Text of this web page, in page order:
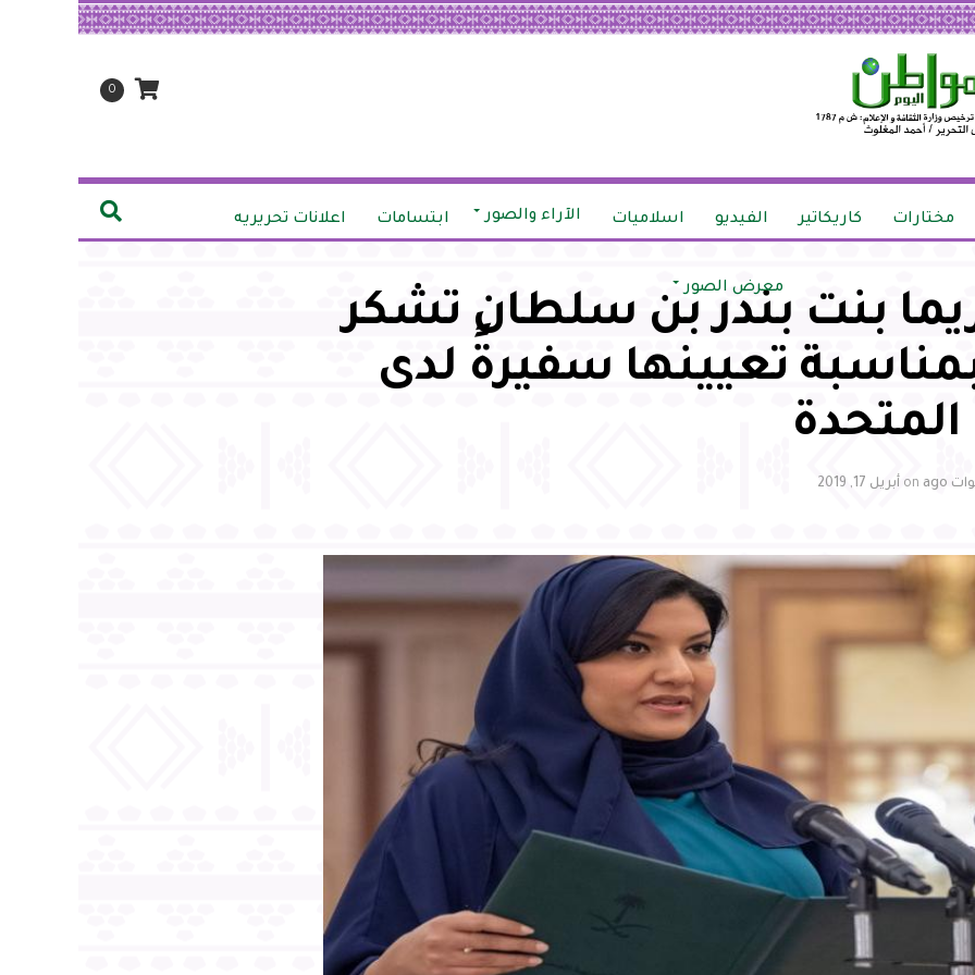
0
مختارات كاريكاتير الفيديو اسلاميات الآراء والصور ابتسامات اعلانات تحريريه
معرض الصور
ريما بنت بندر بن سلطان تشكر
بمناسبة تعيينها سفيرةً لدى
المتحدة
on أبريل 17, 2019